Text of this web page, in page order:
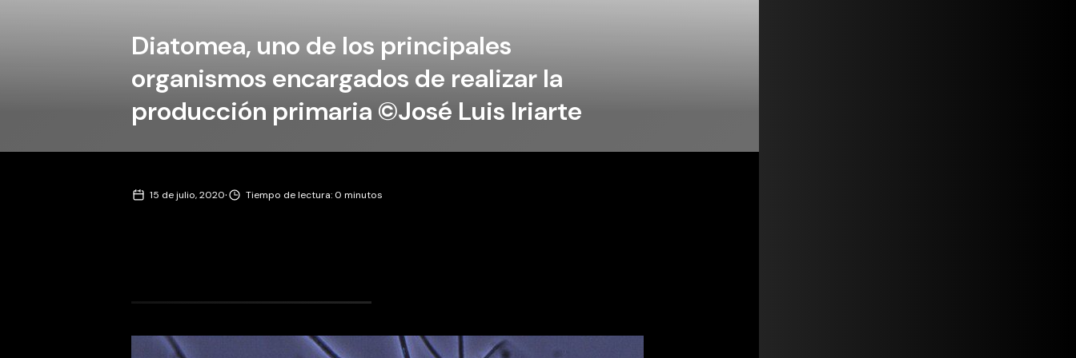
Diatomea, uno de los principales
organismos encargados de realizar la
producción primaria ©José Luis Iriarte
15 de julio, 2020· Tiempo de lectura: 0 minutos